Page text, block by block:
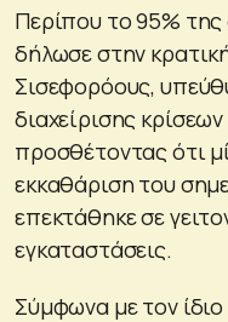
Περίπου το 95% της
δήλωσε στην
Σισεφορόους,
διαχείρισης
προσθέτοντας ότι
εκκαθάριση του
επεκτάθηκε σε
εγκαταστάσεις.
Σύμφωνα με τον